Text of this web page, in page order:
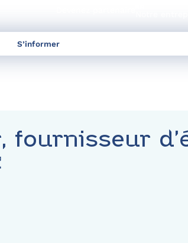
S’informer
fournisseur